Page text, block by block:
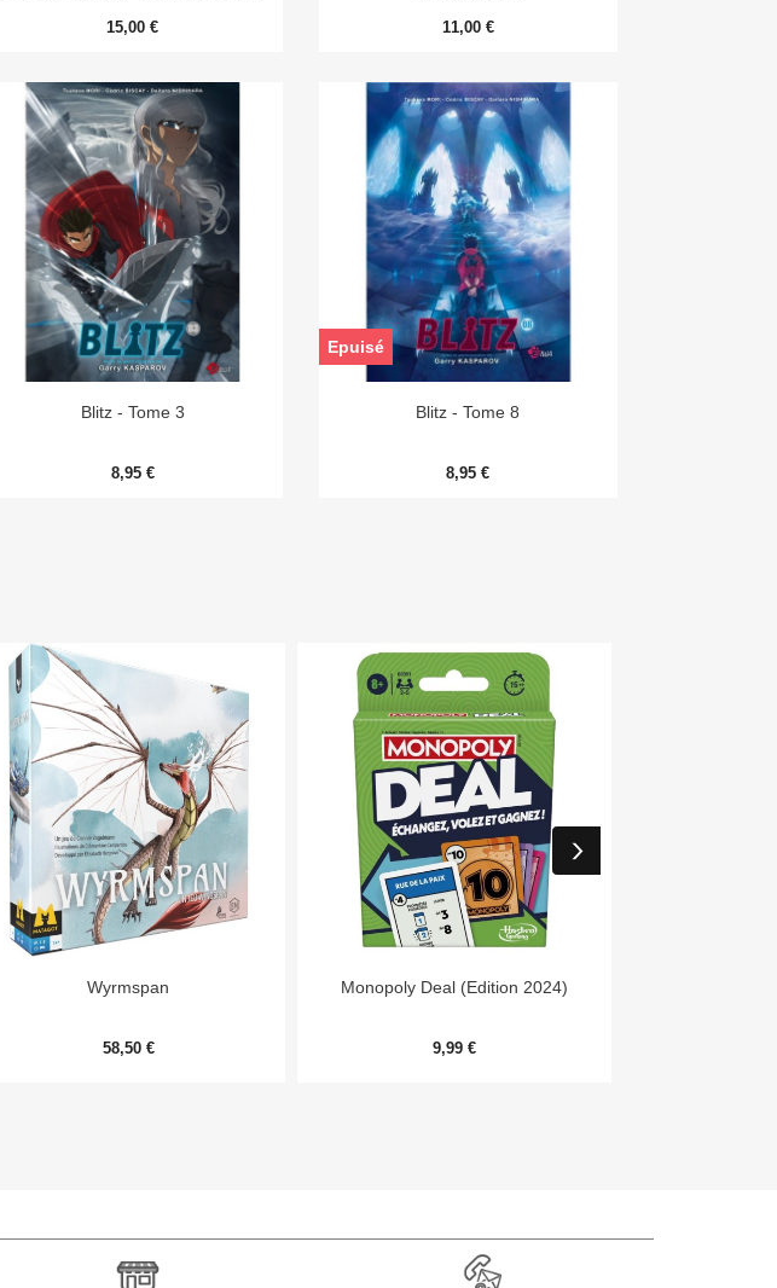
15,00 € 11,00 €
Aperçu rapide
Blitz - Tome 3
8,95 €
Aperçu rapide
Blitz - Tome 8
8,95 €
Epuisé
Aperçu rapide
Wyrmspan
58,50 €
Aperçu rapide
Monopoly Deal (Edition 2024)
9,99 €